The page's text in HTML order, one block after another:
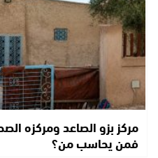
مركز بزو الصاعد ومركزه
فمن يحاسب من؟